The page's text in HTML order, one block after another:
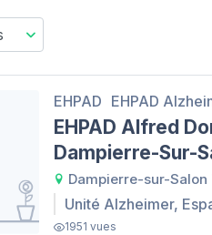
EHPAD EHPAD
EHPAD Alfred
Dampierre-Sur-
Dampierre-sur-Salon
Unité Alzheimer,
1951 vues